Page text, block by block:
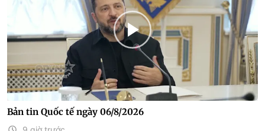
Bản tin Quốc tế ngày 06/8/2026